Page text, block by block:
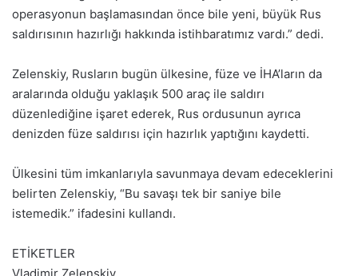
operasyonun başlamasından önce bile yeni, büyük Rus
saldırısının hazırlığı hakkında istihbaratımız vardı.” dedi.
Zelenskiy, Rusların bugün ülkesine, füze ve İHA’ların da
aralarında olduğu yaklaşık 500 araç ile saldırı
düzenlediğine işaret ederek, Rus ordusunun ayrıca
denizden füze saldırısı için hazırlık yaptığını kaydetti.
Ülkesini tüm imkanlarıyla savunmaya devam edeceklerini
belirten Zelenskiy, “Bu savaşı tek bir saniye bile
istemedik.” ifadesini kullandı.
ETİKETLER